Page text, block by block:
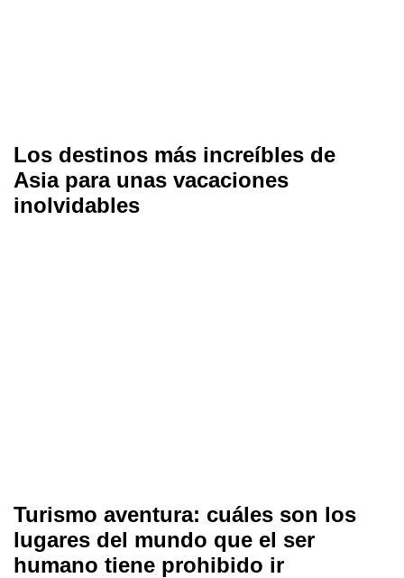
Los destinos más increíbles de
Asia para unas vacaciones
inolvidables
Turismo aventura: cuáles son los
lugares del mundo que el ser
humano tiene prohibido ir